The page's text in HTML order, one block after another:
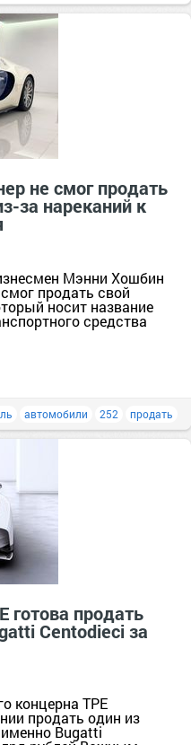
не смог продать
за нареканий к
Мэнни Хошбин
продать свой
носит название
средства
автомобили 252 продать
готова продать
Centodieci за
концерна TPE
продать один из
Bugatti